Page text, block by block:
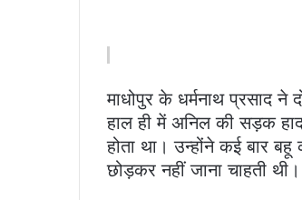
माधोपुर के धर्मनाथ प्रसाद
हाल ही में अनिल की सड़क
होता था। उन्होंने कई बार
छोड़कर नहीं जाना चाहती